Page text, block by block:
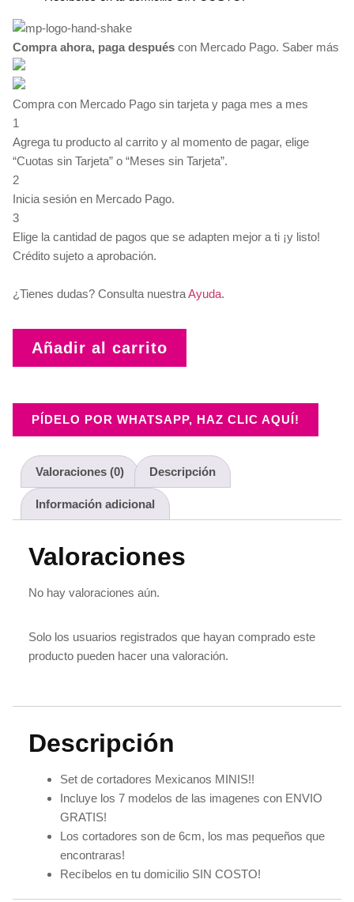
Compra ahora, paga después con Mercado Pago. Saber más
Compra con Mercado Pago sin tarjeta y paga mes a mes
1
Agrega tu producto al carrito y al momento de pagar, elige
“Cuotas sin Tarjeta” o “Meses sin Tarjeta”.
2
Inicia sesión en Mercado Pago.
3
Elige la cantidad de pagos que se adapten mejor a ti ¡y listo!
Crédito sujeto a aprobación.
¿Tienes dudas? Consulta nuestraAyuda.
Añadir al carrito
PÍDELO POR WHATSAPP, HAZ CLIC AQUÍ!
Valoraciones (0) Descripción
Información adicional
Valoraciones
No hay valoraciones aún.
Solo los usuarios registrados que hayan comprado este
producto pueden hacer una valoración.
Descripción
Set de cortadores Mexicanos MINIS!!
Incluye los 7 modelos de las imagenes con ENVIO
GRATIS!
Los cortadores son de 6cm, los mas pequeños que
encontraras!
Recíbelos en tu domicilio SIN COSTO!